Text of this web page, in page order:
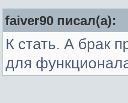
faiver90 писал(а):
К стать. А брак
для